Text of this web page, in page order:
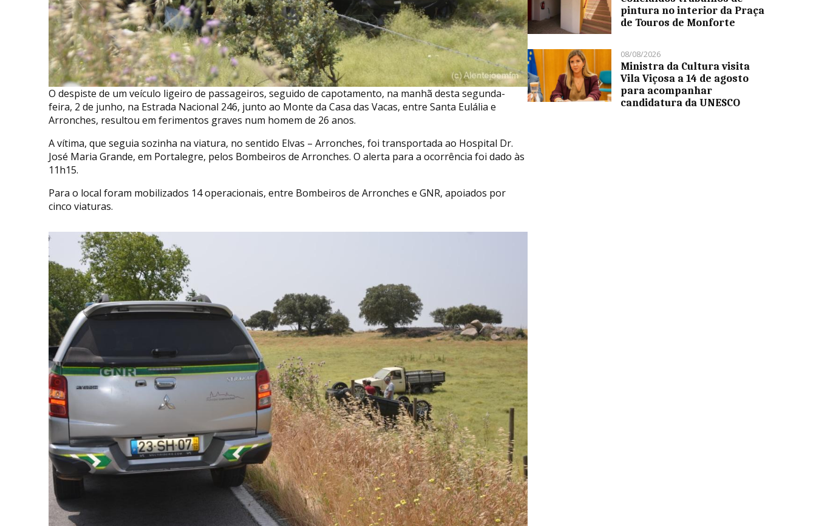
O despiste de um veículo ligeiro de passageiros, seguido de capotamento, na manhã desta segunda-
feira, 2 de junho, na Estrada Nacional 246, junto ao Monte da Casa das Vacas, entre Santa Eulália e
Arronches, resultou em ferimentos graves num homem de 26 anos.
A vítima, que seguia sozinha na viatura, no sentido Elvas – Arronches, foi transportada ao Hospital Dr.
José Maria Grande, em Portalegre, pelos Bombeiros de Arronches. O alerta para a ocorrência foi dado às
11h15.
Para o local foram mobilizados 14 operacionais, entre Bombeiros de Arronches e GNR, apoiados por
cinco viaturas.
pintura no interior da Praça
de Touros de Monforte
08/08/2026
Ministra da Cultura visita
Vila Viçosa a 14 de agosto
para acompanhar
candidatura da UNESCO